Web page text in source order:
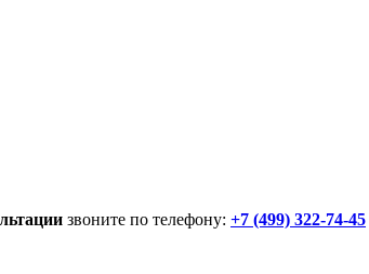
звоните по телефону: +7 (499) 322-74-45